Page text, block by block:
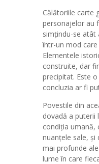
Călătoriile carte
personajelor au
simțindu-se atât
într-un mod
Elementele
construite, dar
precipitat. Este
concluzia ar fi
Povestile din
dovadă a puterii
condiția umană,
nuanțele sale, și
mai profunde
lume în care